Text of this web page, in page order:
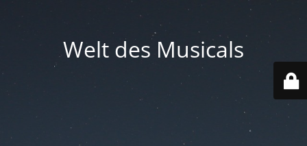
Welt des Musicals